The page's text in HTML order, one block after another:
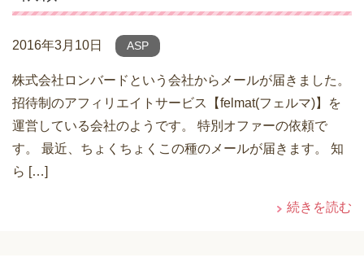
2016年3月10日 ASP
株式会社ロンバードという会社からメールが届きました。
招待制のアフィリエイトサービス【felmat(フェルマ)】を
運営している会社のようです。 特別オファーの依頼で
す。 最近、ちょくちょくこの種のメールが届きます。 知
ら […]
続きを読む